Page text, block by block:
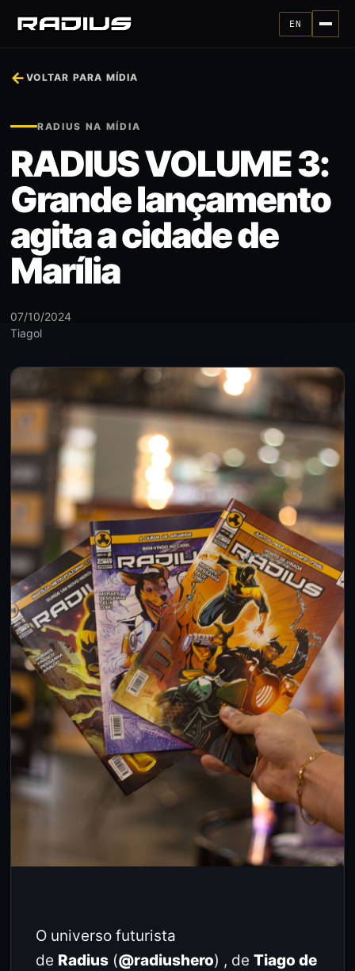
EN
←VOLTAR PARA MÍDIA
RADIUS NA MÍDIA
RADIUS VOLUME 3:
Grande lançamento
agita a cidade de
Marília
07/10/2024
Tiagol
O universo futurista
de Radius (@radiushero) , deTiago de